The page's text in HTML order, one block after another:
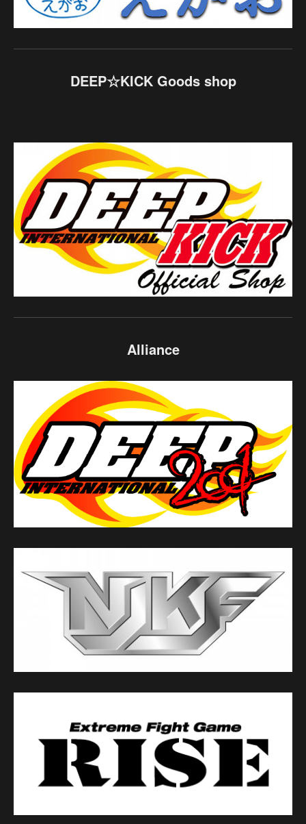
DEEP☆KICK Goods shop
Alliance